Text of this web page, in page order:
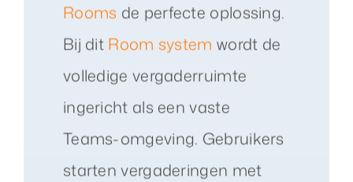
Rooms de perfecte oplossing.
Bij dit Room system wordt de
volledige vergaderruimte
ingericht als een vaste
Teams-omgeving. Gebruikers
starten vergaderingen met